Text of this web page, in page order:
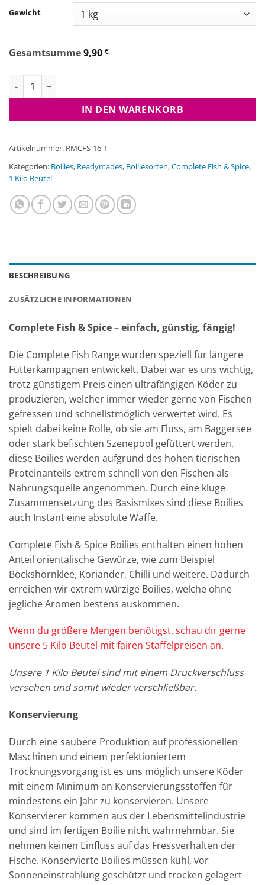
Gewicht
Gesamtsumme9,90 €
Complete Fish & Spice, 1 Kilo Beutel Menge
IN DEN WARENKORB
Artikelnummer: RMCFS-16-1
Kategorien: Boilies, Readymades, Boiliesorten,Complete Fish & Spice,
1 Kilo Beutel
BESCHREIBUNG
ZUSÄTZLICHE INFORMATIONEN
Complete Fish & Spice – einfach, günstig, fängig!
Die Complete Fish Range wurden speziell für längere
Futterkampagnen entwickelt. Dabei war es uns wichtig,
trotz günstigem Preis einen ultrafängigen Köder zu
produzieren, welcher immer wieder gerne von Fischen
gefressen und schnellstmöglich verwertet wird. Es
spielt dabei keine Rolle, ob sie am Fluss, am Baggersee
oder stark befischten Szenepool gefüttert werden,
diese Boilies werden aufgrund des hohen tierischen
Proteinanteils extrem schnell von den Fischen als
Nahrungsquelle angenommen. Durch eine kluge
Zusammensetzung des Basismixes sind diese Boilies
auch Instant eine absolute Waffe.
Complete Fish & Spice Boilies enthalten einen hohen
Anteil orientalische Gewürze, wie zum Beispiel
Bockshornklee, Koriander, Chilli und weitere. Dadurch
erreichen wir extrem würzige Boilies, welche ohne
jegliche Aromen bestens auskommen.
Wenn du größere Mengen benötigst, schau dir gerne
unsere 5 Kilo Beutel mit fairen Staffelpreisen an.
Unsere 1 Kilo Beutel sind mit einem Druckverschluss
versehen und somit wieder verschließbar.
Konservierung
Durch eine saubere Produktion auf professionellen
Maschinen und einem perfektioniertem
Trocknungsvorgang ist es uns möglich unsere Köder
mit einem Minimum an Konservierungsstoffen für
mindestens ein Jahr zu konservieren. Unsere
Konservierer kommen aus der Lebensmittelindustrie
und sind im fertigen Boilie nicht wahrnehmbar. Sie
nehmen keinen Einfluss auf das Fressverhalten der
Fische. Konservierte Boilies müssen kühl, vor
Sonneneinstrahlung geschützt und trocken gelagert